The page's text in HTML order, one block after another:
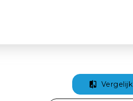
Vergelijk